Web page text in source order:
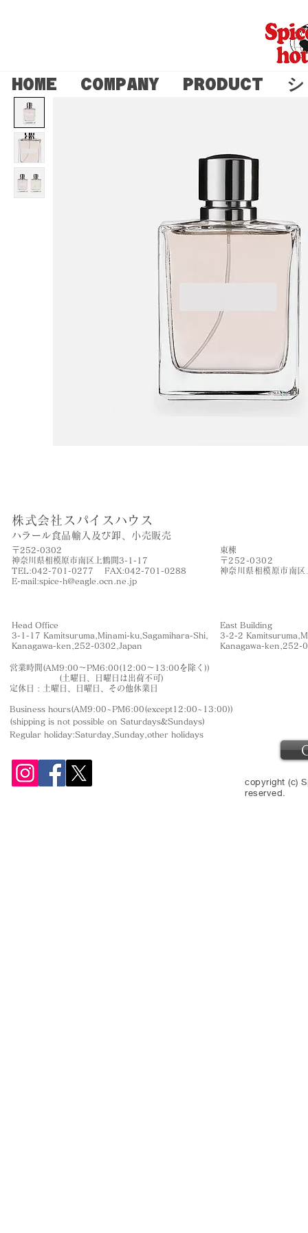
HOME COMPANY PRODUCT
株式会社スパイスハウス
​ハラール食品輸入及び卸、小売販売
〒252-0302
神奈川県相模原市南区上鶴間3-1-17
TEL:042-701-0277 FAX:042-701-0288
​E-mail:spice-h@eagle.ocn.ne.jp
​東棟
〒252-0302
神奈川県相模原市南
Head Office
3-1-17 Kamitsuruma,Minami-ku,Sagamihara-Shi,
​Kanagawa-ken,252-0302,Japan
East Building
3-2-2
​Kanagawa-ken,252-
営業時間(AM9:00〜PM6:00(12:00〜13:00を除く))
(土曜日、日曜日は出荷不可)
定休日 : 土曜日、日曜日、その他休業日
Business hours(AM9:00~PM6:00(except12:00~13:00))
(shipping is not possible on Saturdays&Sundays)
Regular holiday:Saturday,Sunday,other holidays
copyright (c)
reserved.